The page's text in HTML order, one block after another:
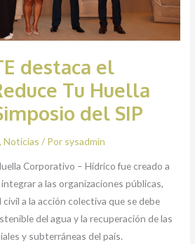
destaca el
Tu Huella
del SIP
,Noticias / Por sysadmin
Corporativo – Hídrico fue creado a
a las organizaciones públicas,
a la acción colectiva que se debe
del agua y la recuperación de las
y subterráneas del país.